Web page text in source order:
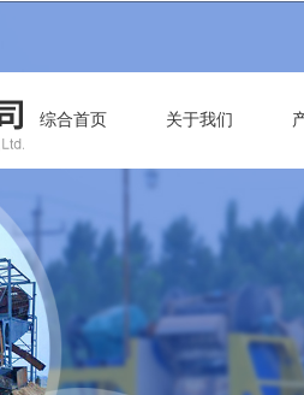
综合首页 关于我们